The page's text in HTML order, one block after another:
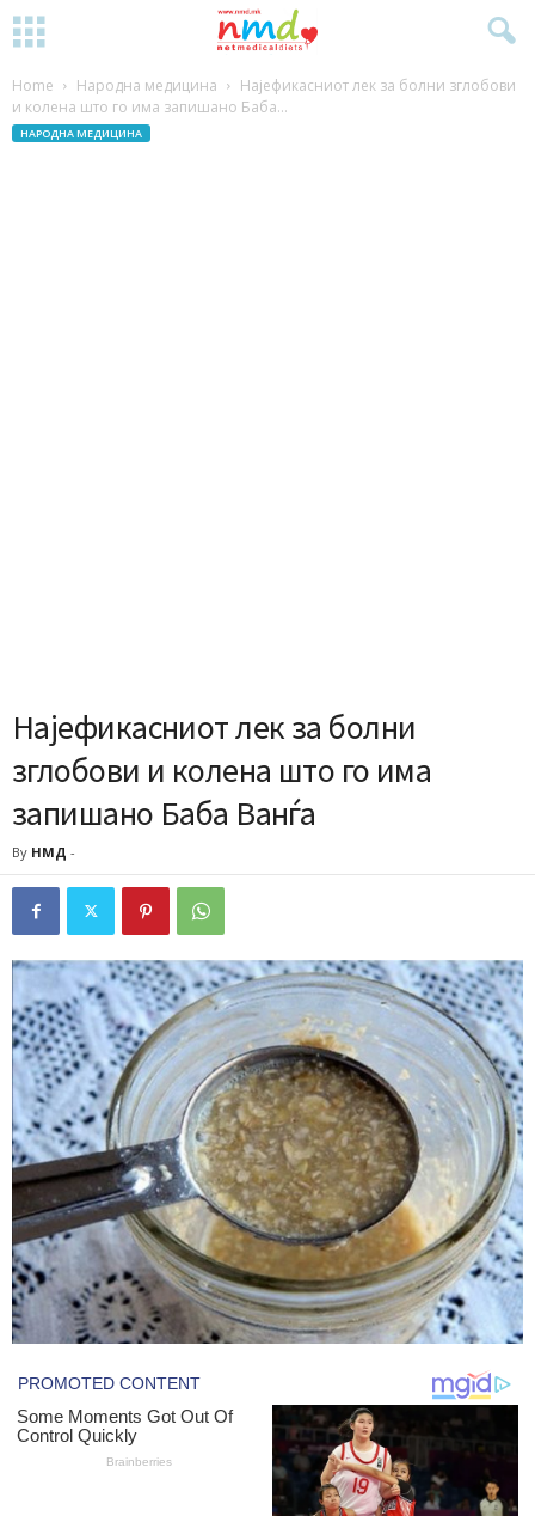
Home Народна медицина
Најефикасниот лек за болни зглобови
и колена што го има запишано Баба...
НАРОДНА МЕДИЦИНА
Најефикасниот лек за болни
зглобови и колена што го има
запишано Баба Ванѓа
By НМД -